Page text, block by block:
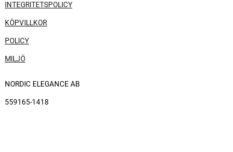
INTEGRITETSPOLICY
KÖPVILLKOR
POLICY
MILJÖ
NORDIC ELEGANCE AB
559165-1418